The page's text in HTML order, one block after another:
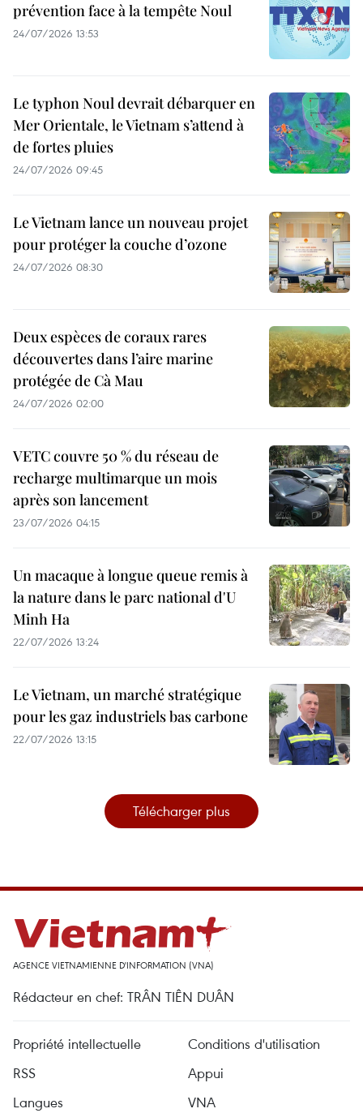
prévention face à la tempête Noul
24/07/2026 13:53
Le typhon Noul devrait débarquer en
Mer Orientale, le Vietnam s’attend à
de fortes pluies
24/07/2026 09:45
Le Vietnam lance un nouveau projet
pour protéger la couche d’ozone
24/07/2026 08:30
Deux espèces de coraux rares
découvertes dans l’aire marine
protégée de Cà Mau
24/07/2026 02:00
VETC couvre 50 % du réseau de
recharge multimarque un mois
après son lancement
23/07/2026 04:15
Un macaque à longue queue remis à
la nature dans le parc national d'U
Minh Ha
22/07/2026 13:24
Le Vietnam, un marché stratégique
pour les gaz industriels bas carbone
22/07/2026 13:15
Télécharger plus
AGENCE VIETNAMIENNE D'INFORMATION (VNA)
Rédacteur en chef: TRÂN TIÊN DUÂN
Propriété intellectuelle
Conditions d'utilisation
RSS
Appui
Langues
VNA